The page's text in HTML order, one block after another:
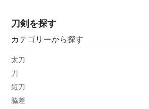
刀剣を探す
カテゴリーから探す
太刀
刀
短刀
脇差